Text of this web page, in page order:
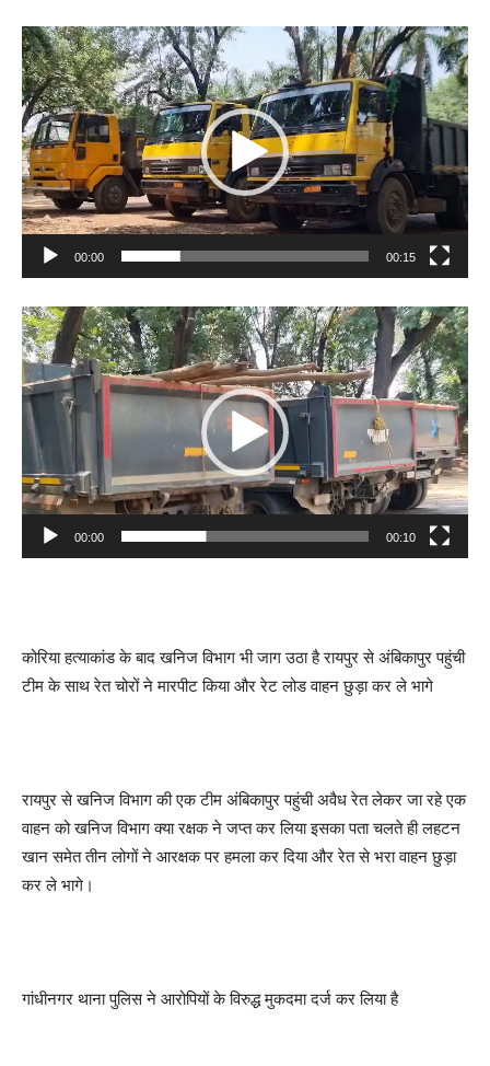
Video
Player
00:00 00:15
Video
Player
00:00 00:10
कोरिया हत्याकांड के बाद खनिज विभाग भी जाग उठा है रायपुर से अंबिकापुर पहुंची
टीम के साथ रेत चोरों ने मारपीट किया और रेट लोड वाहन छुड़ा कर ले भागे
रायपुर से खनिज विभाग की एक टीम अंबिकापुर पहुंची अवैध रेत लेकर जा रहे एक
वाहन को खनिज विभाग क्या रक्षक ने जप्त कर लिया इसका पता चलते ही लहटन
खान समेत तीन लोगों ने आरक्षक पर हमला कर दिया और रेत से भरा वाहन छुड़ा
कर ले भागे।
गांधीनगर थाना पुलिस ने आरोपियों के विरुद्ध मुकदमा दर्ज कर लिया है